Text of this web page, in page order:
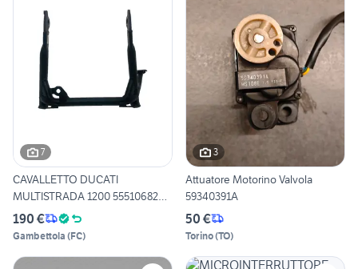
7
CAVALLETTO DUCATI
MULTISTRADA 1200 55510682AA
VA
190 €
Gambettola (FC)
3
Attuatore Motorino Valvola
59340391A
50 €
Torino(TO)